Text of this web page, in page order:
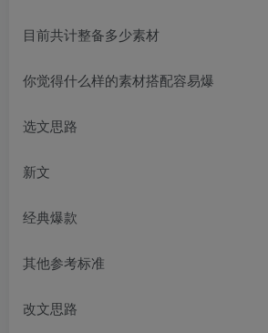
目前共计整备多少素材
你觉得什么样的素材搭配容易爆
选文思路
新文
经典爆款
其他参考标准
改文思路